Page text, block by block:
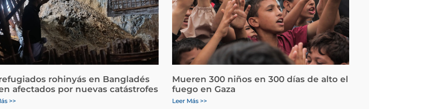
rohinyás en Bangladés
afectados por nuevas catástrofes
>>
Mueren 300 niños en 300 días de alto el
fuego en Gaza
Leer Más >>